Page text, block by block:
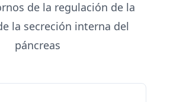
de la regulación de la
la secreción interna del
páncreas